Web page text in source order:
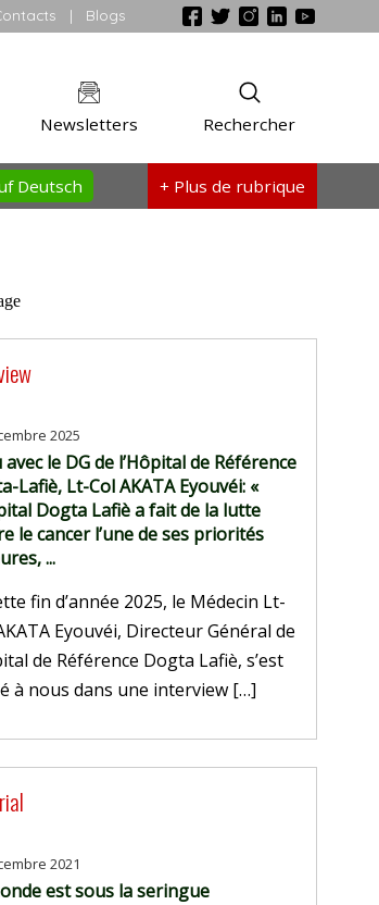
| Blogs
Rechercher
Newsletters
+ Plus de rubrique
Deutsch
2025
avec le DG de l’Hôpital de Référence
Lafiè, Lt-Col AKATA Eyouvéi: «
Dogta Lafiè a fait de la lutte
le cancer l’une de ses priorités
...
fin d’année 2025, le Médecin Lt-
Eyouvéi, Directeur Général de
de Référence Dogta Lafiè, s’est
à nous dans une interview […]
2021
est sous la seringue